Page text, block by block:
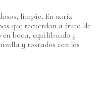
limpio. En nariz
que recuerdan a fruta de
en boca, equilibrado y
y tostados con los